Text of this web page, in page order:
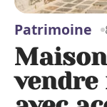
Patrimoine
vendre